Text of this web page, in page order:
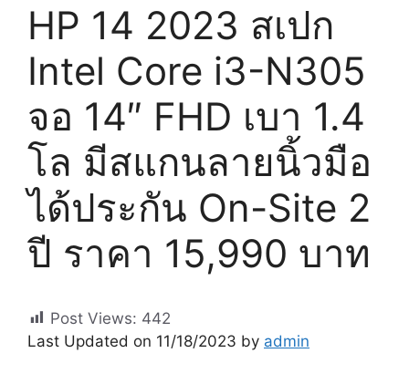
HP 14 2023 สเปก
Intel Core i3-N305
จอ 14″ FHD เบา 1.4
โล มีสแกนลายนิ้วมือ
ได้ประกัน On-Site 2
ปี ราคา 15,990 บาท
Post Views: 442
Last Updated on 11/18/2023 by admin